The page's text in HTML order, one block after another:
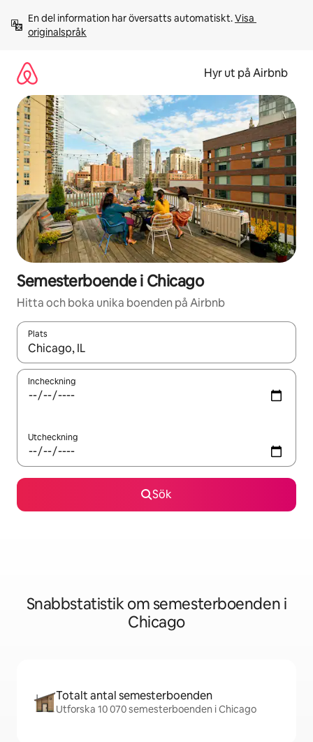
innehåll
En del information har översatts automatiskt. Visa
originalspråk
Hyr ut på Airbnb
Semesterboende i Chicago
Hitta och boka unika boenden på Airbnb
Plats
När resultaten är tillgängliga kan du navigera med upp- och
Incheckning
Utcheckning
Sök
Snabbstatistik om semesterboenden i
Chicago
Totalt antal semesterboenden
Utforska 10 070 semesterboenden i Chicago